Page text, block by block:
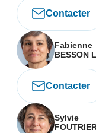
Contacter
Fabienne
BESSON
Contacter
Sylvie